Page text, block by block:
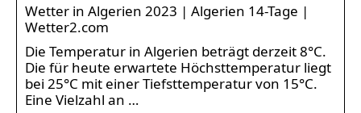
Wetter in Algerien 2023 | Algerien 14-Tage |
Wetter2.com
Die Temperatur in Algerien beträgt derzeit 8°C.
Die für heute erwartete Höchsttemperatur liegt
bei 25°C mit einer Tiefsttemperatur von 15°C.
Eine Vielzahl an …